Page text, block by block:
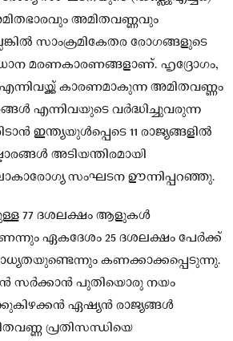
അമിതവണ്ണവും
സാംക്രമികേതര രോഗങ്ങളുടെ
മരണകാരണങ്ങളാണ്. ഹൃദ്രോഗം,
കാരണമാകുന്ന അമിതവണ്ണം
എന്നിവയുടെ വർദ്ധിച്ചുവരുന്ന
ഇന്ത്യയുൾപ്പെടെ 11 രാജ്യങ്ങളിൽ
അടിയന്തിരമായി
സംഘടന ഊന്നിപ്പറഞ്ഞു.
77 ദശലക്ഷം ആളുകൾ
ഏകദേശം 25 ദശലക്ഷം പേർക്ക്
കണക്കാക്കപ്പെടുന്നു.
സർക്കാൻ പുതിയൊരു നയം
ഏഷ്യൻ രാജ്യങ്ങൾ
പ്രതിസന്ധിയെ